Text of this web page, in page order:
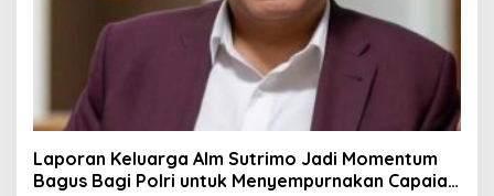
Laporan Keluarga Alm Sutrimo Jadi Momentum
Bagus Bagi Polri untuk Menyempurnakan Capaian